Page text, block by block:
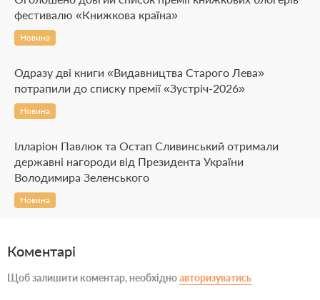
фестивалю «Книжкова країна»
Новина
Одразу дві книги «Видавництва Старого Лева»
потрапили до списку премії «Зустріч-2026»
Новина
Ілларіон Павлюк та Остап Сливинський отримали
державні нагороди від Президента України
Володимира Зеленського
Новина
Коментарі
Щоб залишити коментар, необхідноавторизуватись